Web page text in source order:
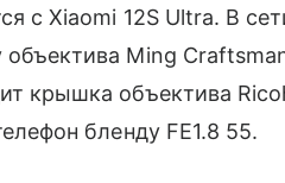
с Xiaomi 12S Ultra. В
Ming
крышка объектива
бленду FE1.8 55.